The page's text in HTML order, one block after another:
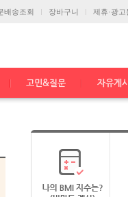
배송조회 장바구니 제휴·광고
고민&질문 자유게